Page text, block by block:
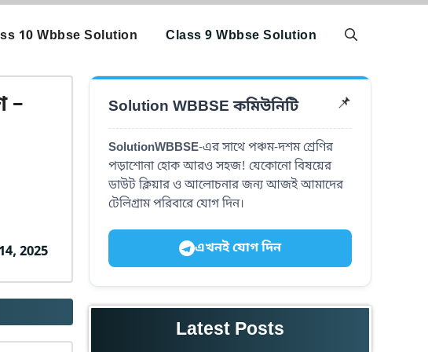
10 Wbbse Solution Class 9 Wbbse Solution
–
2025
Solution WBBSE কমিউনিটি 📌
SolutionWBBSE-এর সাথে পঞ্চম-দশম শ্রেণির
পড়াশোনা হোক আরও সহজ! যেকোনো বিষয়ের
ডাউট ক্লিয়ার ও আলোচনার জন্য আজই আমাদের
টেলিগ্রাম পরিবারে যোগ দিন।
এখনই যোগ দিন
Latest Posts